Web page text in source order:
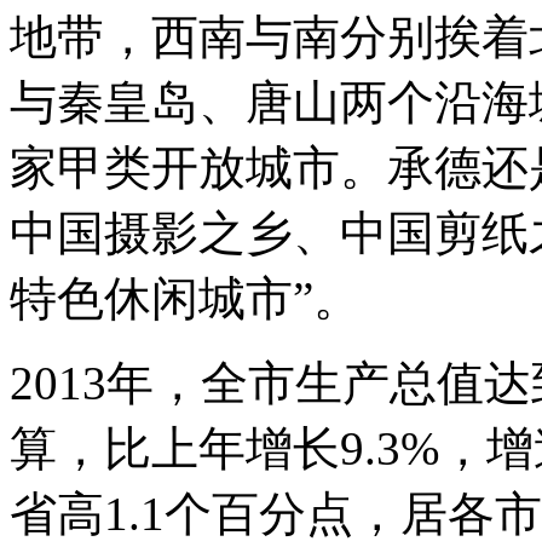
地带，西南与南分别挨
与秦皇岛、唐山两个沿
家甲类开放城市。承德
中国摄影之乡、中国剪
特色休闲城市”。
2013年，全市生产总值
算，比上年增长9.3%，
省高1.1个百分点，居各